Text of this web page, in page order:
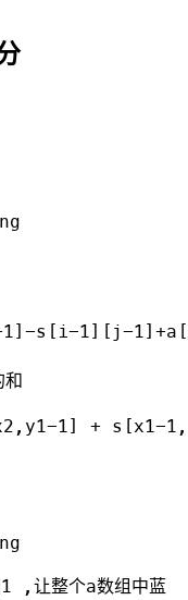
s[i-1][j-
1] + s[x1-
整个a数组中蓝